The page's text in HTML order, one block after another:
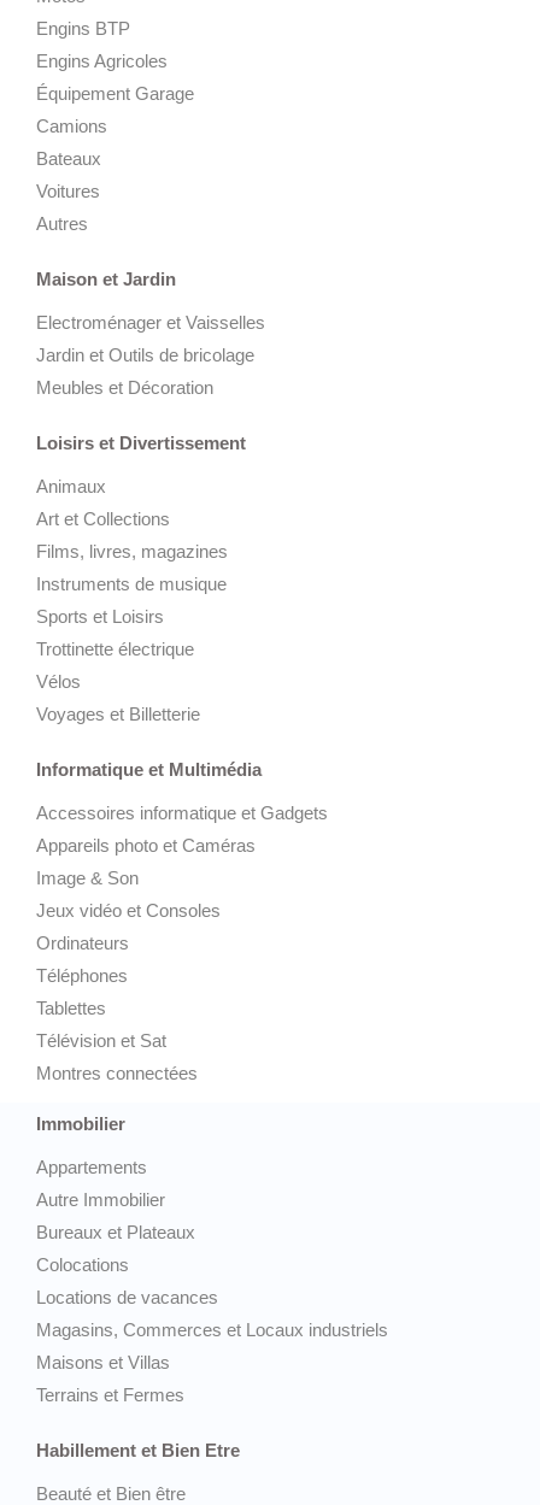
Engins BTP
Engins Agricoles
Équipement Garage
Camions
Bateaux
Voitures
Autres
Maison et Jardin
Electroménager et Vaisselles
Jardin et Outils de bricolage
Meubles et Décoration
Loisirs et Divertissement
Animaux
Art et Collections
Films, livres, magazines
Instruments de musique
Sports et Loisirs
Trottinette électrique
Vélos
Voyages et Billetterie
Informatique et Multimédia
Accessoires informatique et Gadgets
Appareils photo et Caméras
Image & Son
Jeux vidéo et Consoles
Ordinateurs
Téléphones
Tablettes
Télévision et Sat
Montres connectées
Immobilier
Appartements
Autre Immobilier
Bureaux et Plateaux
Colocations
Locations de vacances
Magasins, Commerces et Locaux industriels
Maisons et Villas
Terrains et Fermes
Habillement et Bien Etre
Beauté et Bien être